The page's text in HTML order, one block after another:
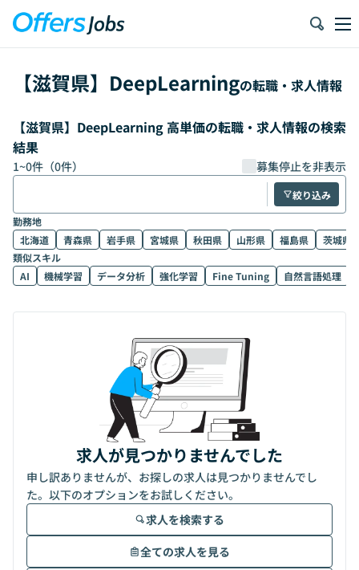
【滋賀県】 DeepLearningの転職・求人情報
【滋賀県】DeepLearning 高単価の転職・求人情報の検索
結果
1~0件（0件） 募集停止を非表示
絞り込み
勤務地
北海道
青森県 岩手県 宮城県 秋田県 山形県 福島県
茨城県
類似スキル
AI
機械学習 データ分析 強化学習 Fine Tuning 自然言語処理
求人が見つかりませんでした
申し訳ありませんが、お探しの求人は見つかりませんでし
た。以下のオプションをお試しください。
求人を検索する
全ての求人を見る